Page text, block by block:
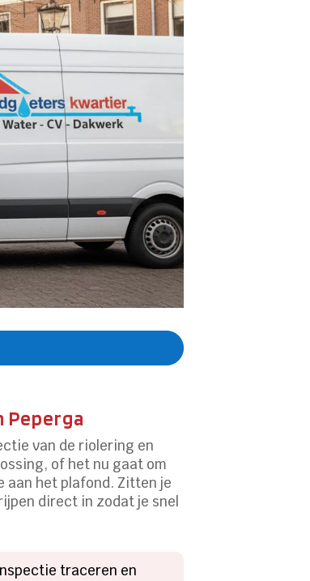
van de riolering en
of het nu gaat om
aan het plafond. Zitten je
direct in zodat je snel
traceren en